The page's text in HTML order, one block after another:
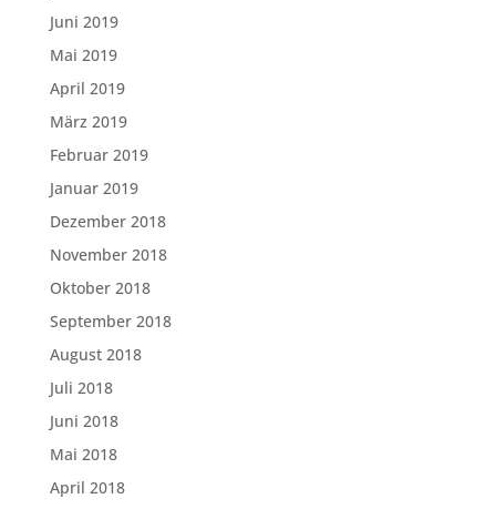
Juni 2019
Mai 2019
April 2019
März 2019
Februar 2019
Januar 2019
Dezember 2018
November 2018
Oktober 2018
September 2018
August 2018
Juli 2018
Juni 2018
Mai 2018
April 2018